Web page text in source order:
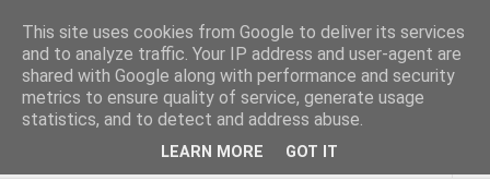
This site uses cookies from Google to deliver its services
and to analyze traffic. Your IP address and user-agent are
shared with Google along with performance and security
metrics to ensure quality of service, generate usage
statistics, and to detect and address abuse.
LEARN MORE GOT IT